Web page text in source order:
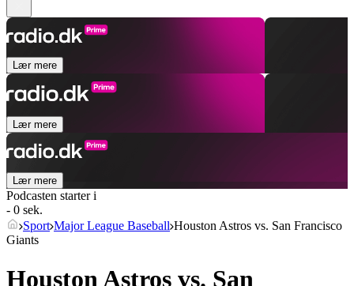
Lær mere
Lær mere
Lær mere
Podcasten starter i
- 0 sek.
Sport Major League Baseball Houston Astros vs. San Francisco
Giants
Houston Astros vs. San